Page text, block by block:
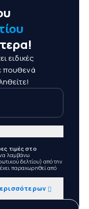
ειδικές
πουθενά
τιμές στο
λαμβάνω
δελτίου) από την
παραχωρηθεί από